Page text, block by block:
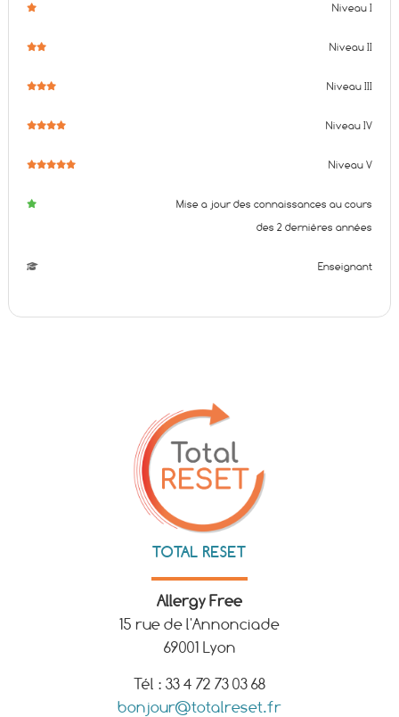
Niveau I
Niveau II
Niveau III
Niveau IV
Niveau V
Mise a jour des connaissances au cours
des 2 dernières années
Enseignant
TOTAL RESET
Allergy Free
15 rue de l'Annonciade
69001 Lyon
Tél : 33 4 72 73 03 68
bonjour@totalreset.fr